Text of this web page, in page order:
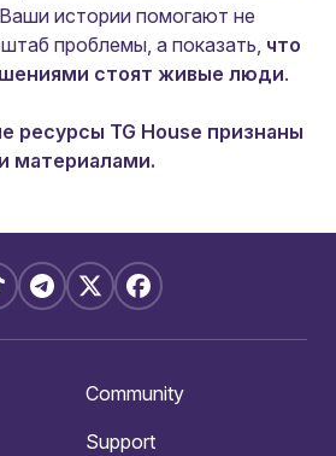
истории помогают не
проблемы, а показать, что
стоят живые люди.
ресурсы TG House признаны
материалами.
Community
Support